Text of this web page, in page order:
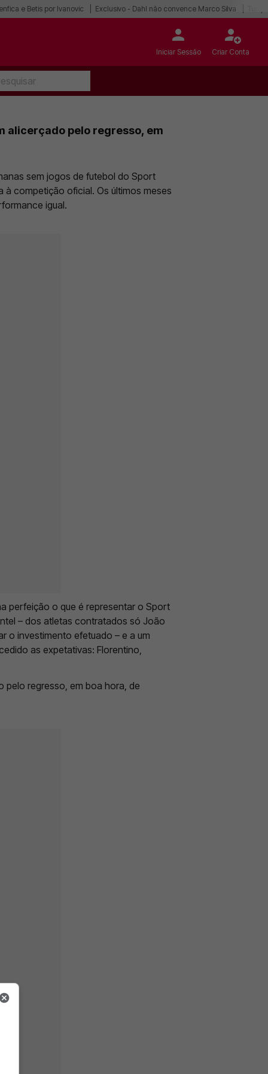
e Betis por Ivanovic Exclusivo - Dahl não convence Marco Silva
Iniciar Sessão Criar Conta
alicerçado pelo regresso, em
sem jogos de futebol do Sport
à competição oficial. Os últimos meses
igual.
perfeição o que é representar o Sport
– dos atletas contratados só João
o investimento efetuado – e a um
as expetativas: Florentino,
pelo regresso, em boa hora, de